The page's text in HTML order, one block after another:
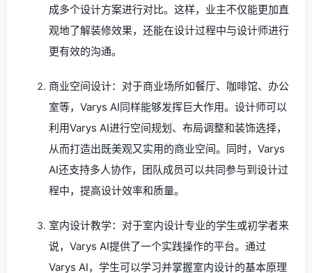
成多个设计方案进行对比。这样，业主不仅能更加直
观地了解装修效果，还能在设计过程中与设计师进行
更有效的沟通。
商业空间设计：对于商业场所如餐厅、咖啡馆、办公
室等，Varys AI同样能够发挥巨大作用。设计师可以
利用Varys AI进行空间规划、布局调整和装饰选择，
从而打造出既美观又实用的商业空间。同时，Varys
AI还支持多人协作，团队成员可以共同参与到设计过
程中，提高设计效率和质量。
室内设计教学：对于室内设计专业的学生或初学者来
说，Varys AI提供了一个实践操作的平台。通过
Varys AI，学生可以学习并掌握室内设计的基本原理